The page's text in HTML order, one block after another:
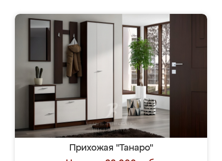
Прихожая "Танаро"